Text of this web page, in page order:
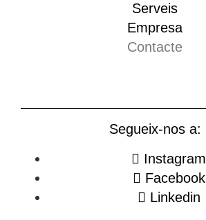
Serveis
Empresa
Contacte
Segueix-nos a:
Instagram
Facebook
Linkedin